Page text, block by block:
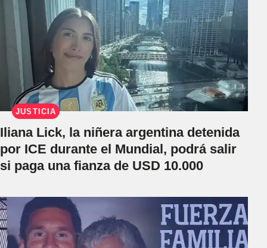
JUSTICIA
Iliana Lick, la niñera argentina detenida
por ICE durante el Mundial, podrá salir
si paga una fianza de USD 10.000